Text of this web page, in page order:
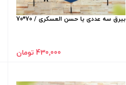
بیرق سه عددی یا حسن العسکری / 70*70
430٬000 تومان